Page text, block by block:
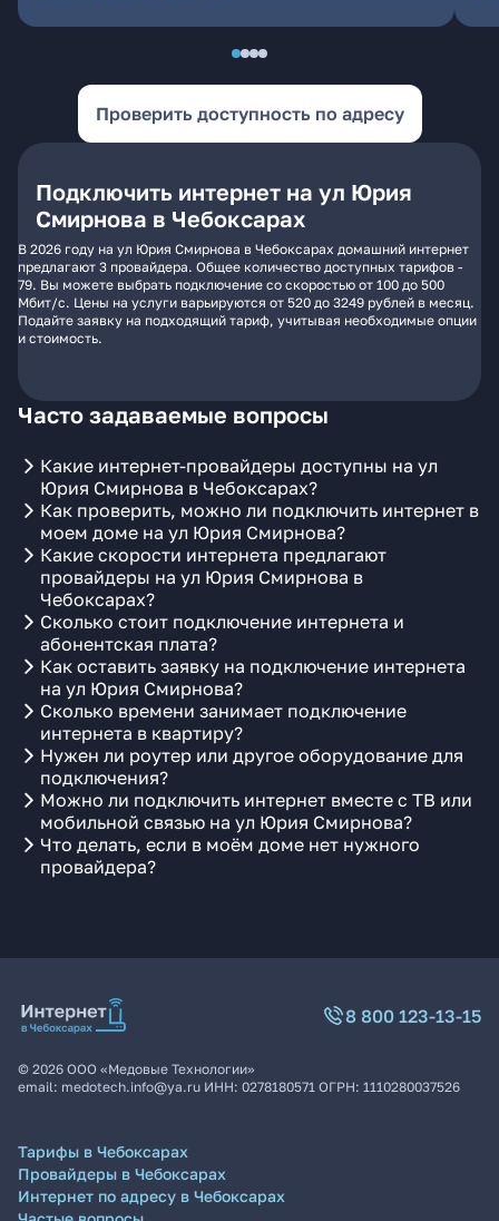
Проверить доступность по адресу
Подключить интернет на ул Юрия
Смирнова в Чебоксарах
В 2026 году на ул Юрия Смирнова в Чебоксарах домашний интернет
предлагают 3 провайдера. Общее количество доступных тарифов -
79. Вы можете выбрать подключение со скоростью от 100 до 500
Мбит/с. Цены на услуги варьируются от 520 до 3249 рублей в месяц.
Подайте заявку на подходящий тариф, учитывая необходимые опции
и стоимость.
Часто задаваемые вопросы
Какие интернет-провайдеры доступны на ул
Юрия Смирнова в Чебоксарах?
Как проверить, можно ли подключить интернет в
моем доме на ул Юрия Смирнова?
Какие скорости интернета предлагают
провайдеры на ул Юрия Смирнова в
Чебоксарах?
Сколько стоит подключение интернета и
абонентская плата?
Как оставить заявку на подключение интернета
на ул Юрия Смирнова?
Сколько времени занимает подключение
интернета в квартиру?
Нужен ли роутер или другое оборудование для
подключения?
Можно ли подключить интернет вместе с ТВ или
мобильной связью на ул Юрия Смирнова?
Что делать, если в моём доме нет нужного
провайдера?
8 800 123-13-15
© 2026 ООО «Медовые Технологии»
email: medotech.info@ya.ru ИНН: 0278180571 ОГРН: 1110280037526
Тарифы в Чебоксарах
Провайдеры в Чебоксарах
Интернет по адресу в Чебоксарах